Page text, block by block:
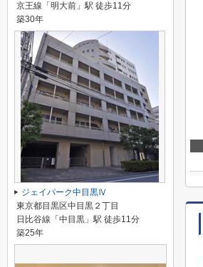
京王線「明大前」駅 徒歩11分
築30年
ジェイパーク中目黒Ⅳ
東京都目黒区中目黒２丁目
日比谷線「中目黒」駅 徒歩11分
築25年